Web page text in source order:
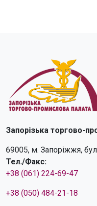
Запорізька торгово-
69005, м. Запоріжжя,
Тел./Факс:
+38 (061) 224-69-47
+38 (050) 484-21-18